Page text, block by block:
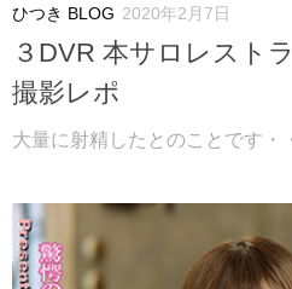
ひつき BLOG 2020年2月7日
３DVR 本サロレスト
撮影レポ
大量に射精したとのことです・